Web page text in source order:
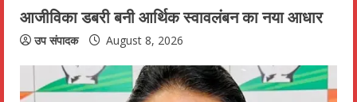
g
आजीविका डबरी बनी आर्थिक स्वावलंबन का नया आधार
उप संपादक August 8, 2026